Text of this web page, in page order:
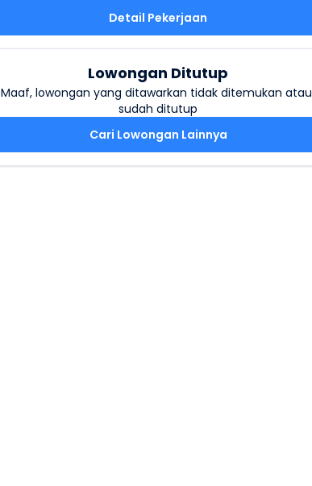
Detail Pekerjaan
Lowongan Ditutup
Maaf, lowongan yang ditawarkan tidak ditemukan atau
sudah ditutup
Cari Lowongan Lainnya